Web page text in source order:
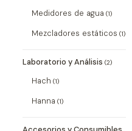
Medidores de agua (1)
Mezcladores estáticos (1)
Laboratorio y Análisis (2)
Hach (1)
Hanna (1)